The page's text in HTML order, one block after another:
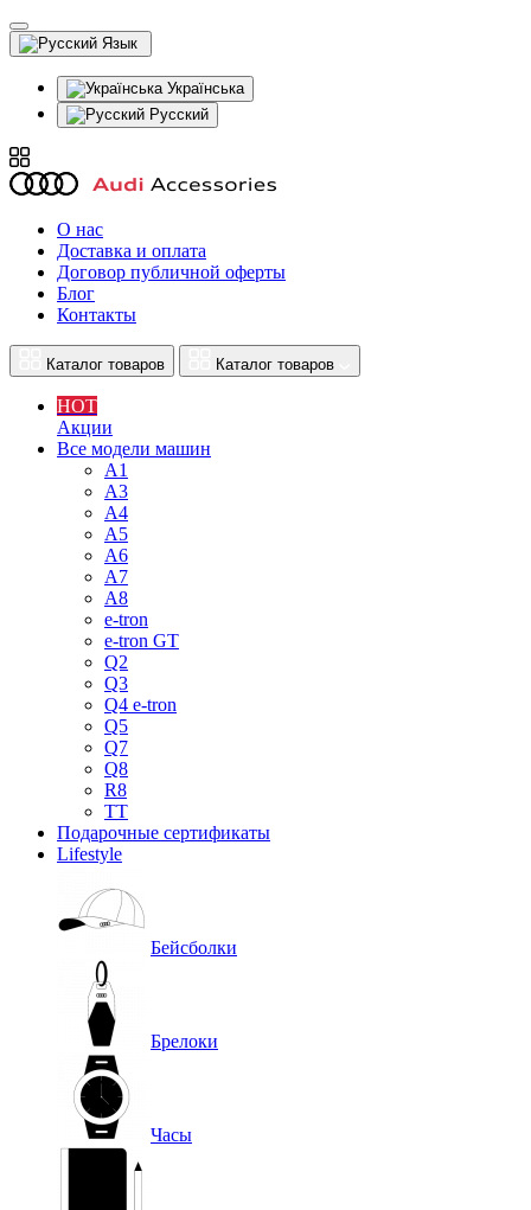
Язык
Українська
Русский
О нас
Доставка и оплата
Договор публичной оферты
Блог
Контакты
Каталог товаров Каталог товаров
HOT
Акции
Все модели машин
A1
A3
A4
A5
A6
A7
A8
e-tron
e-tron GT
Q2
Q3
Q4 e-tron
Q5
Q7
Q8
R8
TT
Подарочные сертификаты
Lifestyle
Бейсболки
Брелоки
Часы